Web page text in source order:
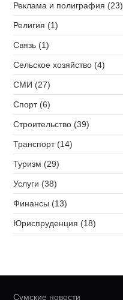
Реклама и полиграфия (23)
Религия (1)
Связь (1)
Сельское хозяйство (4)
СМИ (27)
Спорт (6)
Строительство (39)
Транспорт (14)
Туризм (29)
Услуги (38)
Финансы (13)
Юриспруденция (18)
Сумские новости